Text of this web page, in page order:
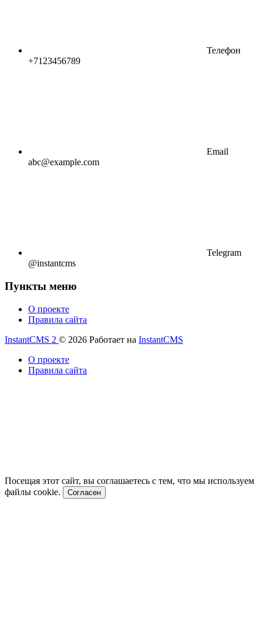
Телефон
+7123456789
Email
abc@example.com
Telegram
@instantcms
Пункты меню
О проекте
Правила сайта
InstantCMS 2 © 2026 Работает на InstantCMS
О проекте
Правила сайта
Посещая этот сайт, вы соглашаетесь с тем, что мы используем
файлы cookie.
Согласен